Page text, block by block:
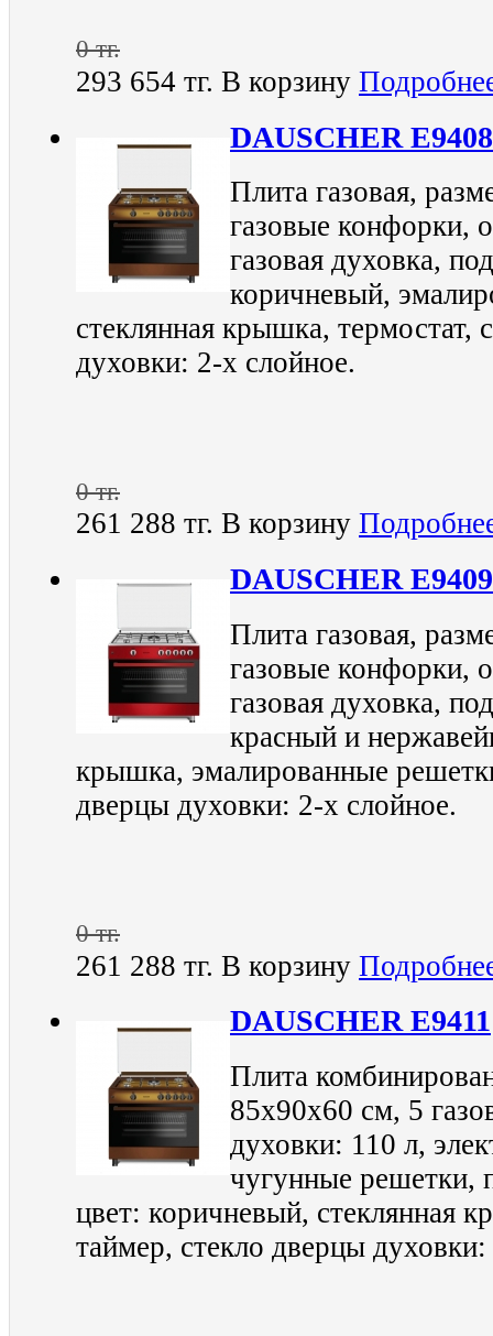
0 тг.
293 654 тг. В корзину
DAUSCHER E9408
Плита газовая,
газовые конфорки,
газовая духовка,
коричневый,
стеклянная крышка, термостат,
духовки: 2-х слойное.
0 тг.
261 288 тг. В корзину
DAUSCHER E9409
Плита газовая,
газовые конфорки,
газовая духовка,
красный и
крышка, эмалированные
дверцы духовки: 2-х слойное.
0 тг.
261 288 тг. В корзину
DAUSCHER E9411
Плита
85х90х60 см, 5
духовки: 110 л,
чугунные решетки,
цвет: коричневый, стеклянная
таймер, стекло дверцы